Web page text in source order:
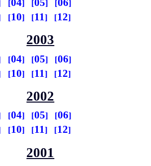
04 05
06
10 11 12
2003
04 05
06
10 11 12
2002
04 05
06
10 11 12
2001